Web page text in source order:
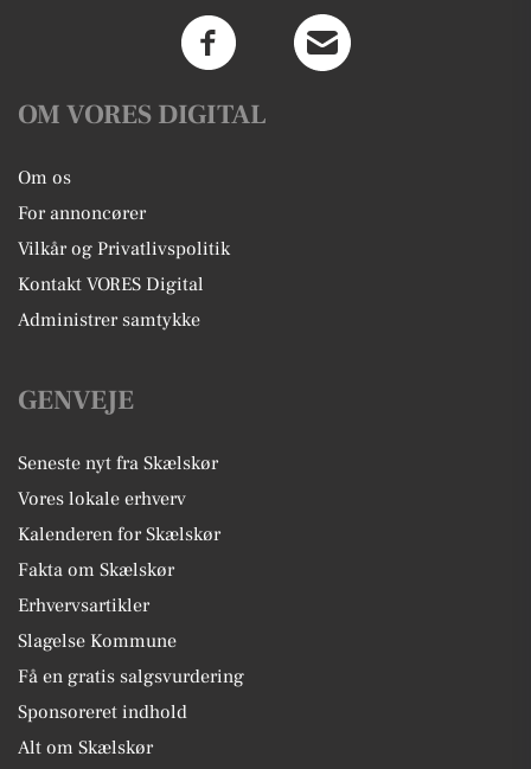
OM VORES DIGITAL
Om os
For annoncører
Vilkår og Privatlivspolitik
Kontakt VORES Digital
Administrer samtykke
GENVEJE
Seneste nyt fra Skælskør
Vores lokale erhverv
Kalenderen for Skælskør
Fakta om Skælskør
Erhvervsartikler
Slagelse Kommune
Få en gratis salgsvurdering
Sponsoreret indhold
Alt om Skælskør